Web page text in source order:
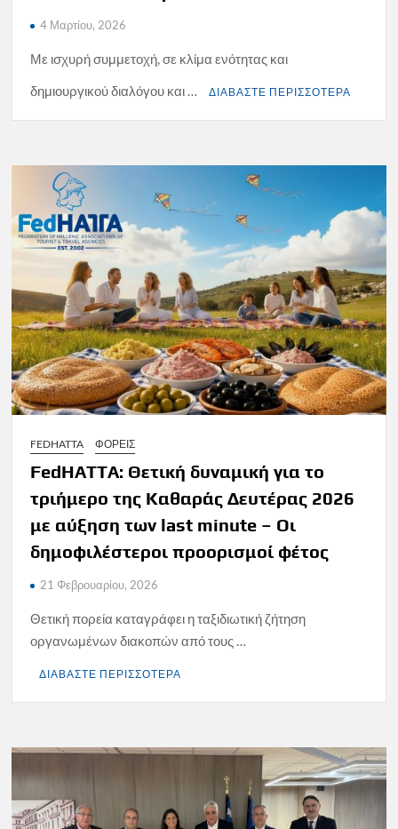
4 Μαρτίου, 2026
Με ισχυρή συμμετοχή, σε κλίμα ενότητας και
δημιουργικού διαλόγου και …
ΔΙΑΒΑΣΤΕ ΠΕΡΙΣΣΟΤΕΡΑ
FEDHATTA ΦΟΡΕΙΣ
FedHATTA: Θετική δυναμική για το
τριήμερο της Καθαράς Δευτέρας 2026
με αύξηση των last minute – Οι
δημοφιλέστεροι προορισμοί φέτος
21 Φεβρουαρίου, 2026
Θετική πορεία καταγράφει η ταξιδιωτική ζήτηση
οργανωμένων διακοπών από τους …
ΔΙΑΒΑΣΤΕ ΠΕΡΙΣΣΟΤΕΡΑ